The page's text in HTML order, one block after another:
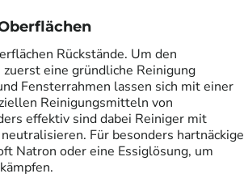
Rückstände. Um den
eine gründliche Reinigung
Fensterrahmen lassen sich mit einer
Reinigungsmitteln von
effektiv sind dabei Reiniger mit
Für besonders hartnäckige
Natron oder eine Essiglösung, um